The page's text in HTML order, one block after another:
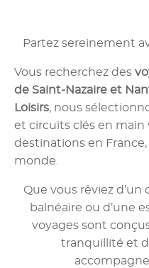
Partez sereinement
Vous recherchez des
de Saint-Nazaire et
Loisirs, nous
et circuits clés en main
destinations en
monde.
Que vous rêviez d’un
balnéaire ou d’une
voyages sont
tranquillité et